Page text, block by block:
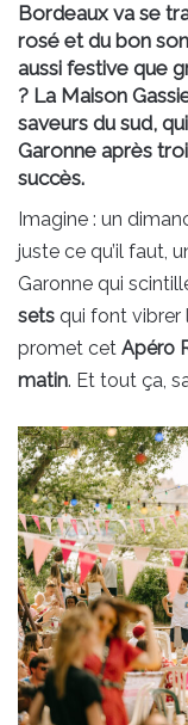
Bordeaux va se
rosé et du bon
aussi festive que
? La Maison
saveurs du sud,
Garonne après
succès.
Imagine : un
juste ce qu’il faut,
Garonne qui
sets qui font vibrer
promet cet Apéro
matin. Et tout ça,